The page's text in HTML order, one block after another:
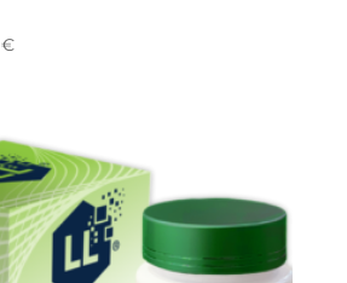
€Rango
122,00 €
hasta
179,00 €